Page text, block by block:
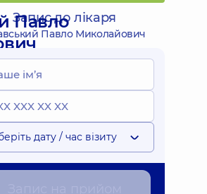
Павло
підставі
Експерт
Запис до лікаря
Павло Миколайович
дату / час візиту